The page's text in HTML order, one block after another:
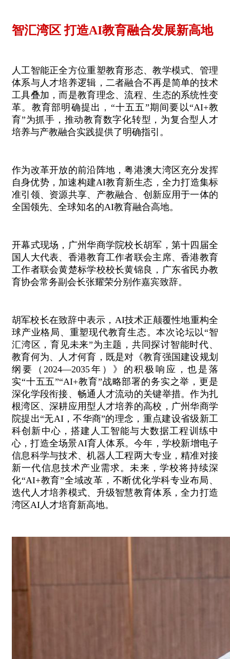
智汇湾区 打造AI教育融合发展新高地
人工智能正全方位重塑教育形态、教学模式、管理
体系与人才培养逻辑，二者融合不再是简单的技术
工具叠加，而是教育理念、流程、生态的系统性变
革。教育部明确提出，“十五五”期间要以“AI+教
育”为抓手，推动教育数字化转型，为复合型人才
培养与产教融合实践提供了明确指引。
作为改革开放的前沿阵地，粤港澳大湾区充分发挥
自身优势，加速构建AI教育新生态，全力打造集标
准引领、资源共享、产教融合、创新应用于一体的
全国领先、全球知名的AI教育融合高地。
开幕式现场，广州华商学院校长胡军，第十四届全
国人大代表、香港教育工作者联会主席、香港教育
工作者联会黄楚标学校校长黄锦良，广东省民办教
育协会常务副会长张耀荣分别作嘉宾致辞。
胡军校长在致辞中表示，AI技术正颠覆性地重构全
球产业格局、重塑现代教育生态。本次论坛以“智
汇湾区，育见未来”为主题，共同探讨智能时代、
教育何为、人才何育，既是对《教育强国建设规划
纲要（2024—2035年）》的积极响应，也是落
实“十五五”“AI+教育”战略部署的务实之举，更是
深化学段衔接、畅通人才流动的关键举措。作为扎
根湾区、深耕应用型人才培养的高校，广州华商学
院提出“无AI，不华商”的理念，重点建设省级新工
科创新中心，搭建人工智能与大数据工程训练中
心，打造全场景AI育人体系。今年，学校新增电子
信息科学与技术、机器人工程两大专业，精准对接
新一代信息技术产业需求。未来，学校将持续深
化“AI+教育”全域改革，不断优化学科专业布局、
迭代人才培养模式、升级智慧教育体系，全力打造
湾区AI人才培育新高地。